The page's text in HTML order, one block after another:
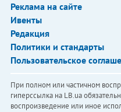
Реклама на сайте
Ивенты
Редакция
Политики и стандарты
Пользовательское
При полном или частичном
гиперссылка на LB.ua
воспроизведение или иное